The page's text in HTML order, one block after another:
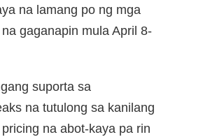
na lamang po ng mga
gaganapin mula April 8-
suporta sa
na tutulong sa kanilang
na abot-kaya pa rin